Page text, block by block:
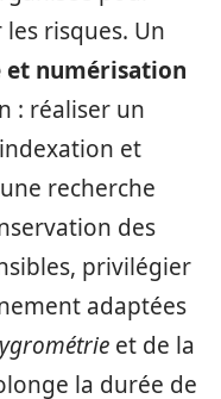
risques. Un
numérisation
: réaliser un
et
recherche
des
privilégier
adaptées
et de la
la durée de